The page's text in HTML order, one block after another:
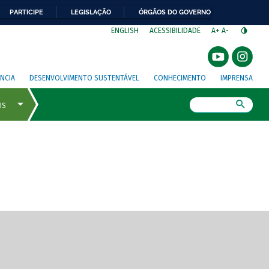
PARTICIPE LEGISLAÇÃO ÓRGÃOS DO GOVERNO
ENGLISH ACESSIBILIDADE A+ A-
DESENVOLVIMENTO SUSTENTÁVEL CONHECIMENTO IMPRENSA
de tela